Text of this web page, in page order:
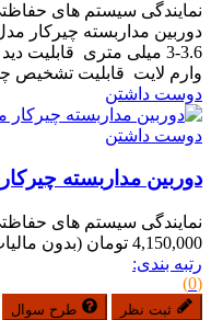
نمایندگی سیستم های
وارم لایت قابلیت تشخیص
دوست داشتن
دوست داشتن
دوربین مداربسته چیرکار
نمایندگی سیستم های
4,150,000 تومان
(بدون
رتبه بندی:
(0)
ثبت نظر طرح سوال